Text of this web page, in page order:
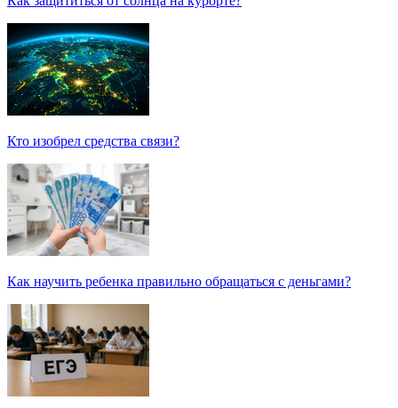
Кто изобрел средства связи?
Как научить ребенка правильно обращаться с деньгами?